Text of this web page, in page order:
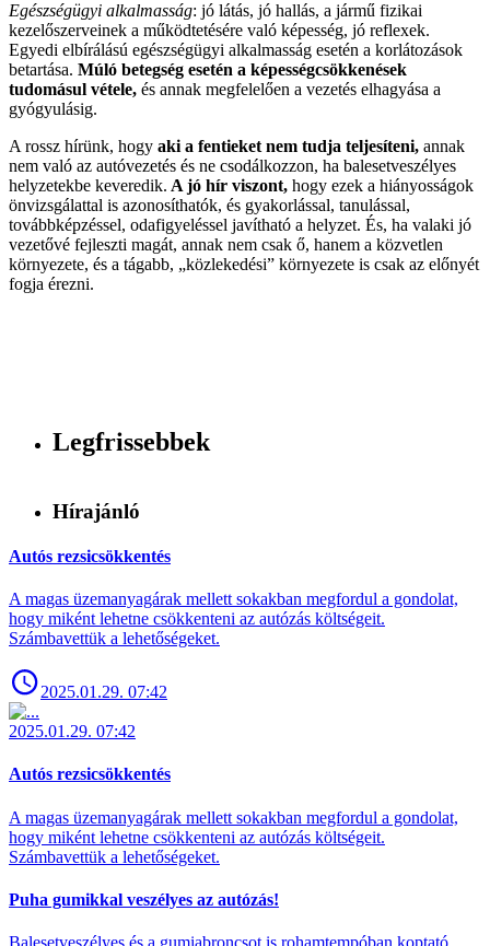
Egészségügyi alkalmasság: jó látás, jó hallás, a jármű fizikai
kezelőszerveinek a működtetésére való képesség, jó reflexek.
Egyedi elbírálású egészségügyi alkalmasság esetén a korlátozások
betartása. Múló betegség esetén a képességcsökkenések
tudomásul vétele, és annak megfelelően a vezetés elhagyása a
gyógyulásig.
A rossz hírünk, hogy aki a fentieket nem tudja teljesíteni, annak
nem való az autóvezetés és ne csodálkozzon, ha balesetveszélyes
helyzetekbe keveredik. A jó hír viszont, hogy ezek a hiányosságok
önvizsgálattal is azonosíthatók, és gyakorlással, tanulással,
továbbképzéssel, odafigyeléssel javítható a helyzet. És, ha valaki jó
vezetővé fejleszti magát, annak nem csak ő, hanem a közvetlen
környezete, és a tágabb, „közlekedési” környezete is csak az előnyét
fogja érezni.
Legfrissebbek
Hírajánló
Autós rezsicsökkentés
A magas üzemanyagárak mellett sokakban megfordul a gondolat,
hogy miként lehetne csökkenteni az autózás költségeit.
Számbavettük a lehetőségeket.
2025.01.29. 07:42
2025.01.29. 07:42
Autós rezsicsökkentés
A magas üzemanyagárak mellett sokakban megfordul a gondolat,
hogy miként lehetne csökkenteni az autózás költségeit.
Számbavettük a lehetőségeket.
Puha gumikkal veszélyes az autózás!